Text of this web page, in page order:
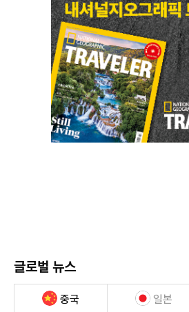
글로벌 뉴스
중국 일본